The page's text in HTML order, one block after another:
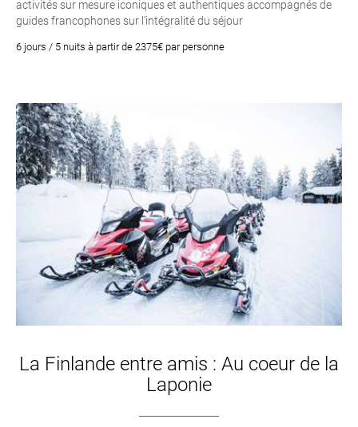
activités sur mesure iconiques et authentiques accompagnés de
guides francophones sur l’intégralité du séjour
6 jours / 5 nuits à partir de 2375€ par personne
La Finlande entre amis : Au coeur de la
Laponie